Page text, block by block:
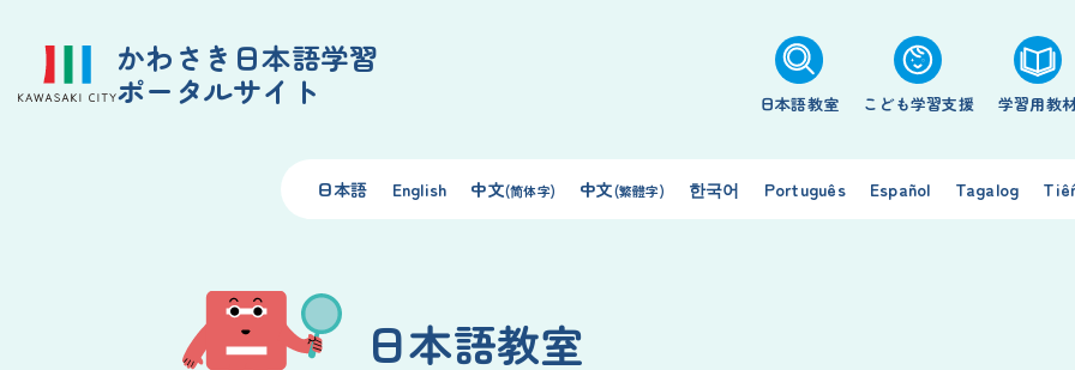
かわさき日本語学習
ポータルサイト
日本語教室 こども学習支援 学習用教
日本語 English 中文(简体字) 中文(繁體字) 한국어 Português Español Tagalog
日本語教室